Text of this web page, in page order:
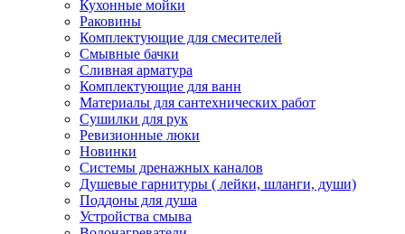
Кухонные мойки
Раковины
Комплектующие для смесителей
Смывные бачки
Сливная арматура
Комплектующие для ванн
Материалы для сантехнических работ
Сушилки для рук
Ревизионные люки
Новинки
Системы дренажных каналов
Душевые гарнитуры ( лейки, шланги, души)
Поддоны для душа
Устройства смыва